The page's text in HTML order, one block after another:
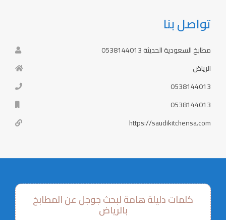
تواصل بنا
مطابخ السعودية الحديثة 0538144013
الرياض
0538144013
0538144013
https://saudikitchensa.com
كلمات دليلة هامة لبحث جوجل عن المطابخ
بالرياض